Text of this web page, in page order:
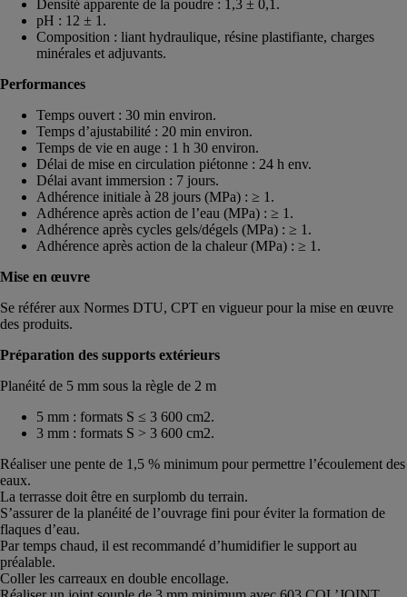
Densité apparente de la poudre : 1,3 ± 0,1.
pH : 12 ± 1.
Composition : liant hydraulique, résine plastifiante, charges
minérales et adjuvants.
Performances
Temps ouvert : 30 min environ.
Temps d’ajustabilité : 20 min environ.
Temps de vie en auge : 1 h 30 environ.
Délai de mise en circulation piétonne : 24 h env.
Délai avant immersion : 7 jours.
Adhérence initiale à 28 jours (MPa) : ≥ 1.
Adhérence après action de l’eau (MPa) : ≥ 1.
Adhérence après cycles gels/dégels (MPa) : ≥ 1.
Adhérence après action de la chaleur (MPa) : ≥ 1.
Mise en œuvre
Se référer aux Normes DTU, CPT en vigueur pour la mise en œuvre
des produits.
Préparation des supports extérieurs
Planéité de 5 mm sous la règle de 2 m
5 mm : formats S ≤ 3 600 cm2.
3 mm : formats S > 3 600 cm2.
Réaliser une pente de 1,5 % minimum pour permettre l’écoulement des
eaux.
La terrasse doit être en surplomb du terrain.
S’assurer de la planéité de l’ouvrage fini pour éviter la formation de
flaques d’eau.
Par temps chaud, il est recommandé d’humidifier le support au
préalable.
Coller les carreaux en double encollage.